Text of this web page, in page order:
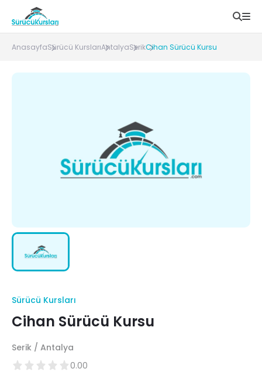
AnasayfaSürücü KurslarıAntalyaSerikCihan Sürücü Kursu
Sürücü Kursları
Cihan Sürücü Kursu
Serik / Antalya
0.00